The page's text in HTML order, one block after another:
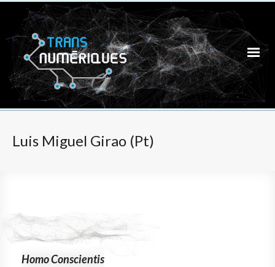
Luis Miguel Girao (Pt)
Homo Conscientis